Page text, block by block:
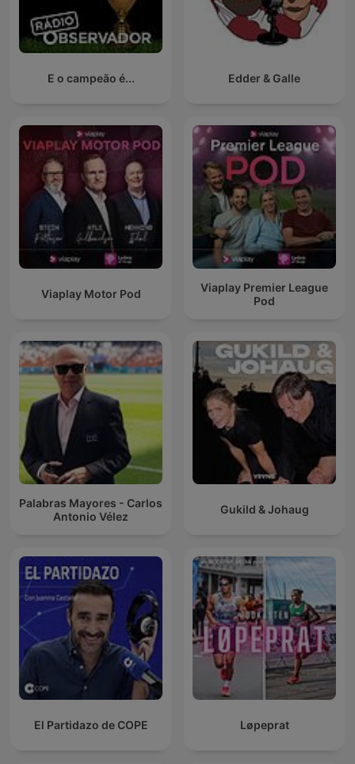
E o campeão é... Edder & Galle
Viaplay Motor Pod
Viaplay Premier League
Pod
Palabras Mayores - Carlos
Antonio Vélez
Gukild & Johaug
El Partidazo de COPE Løpeprat